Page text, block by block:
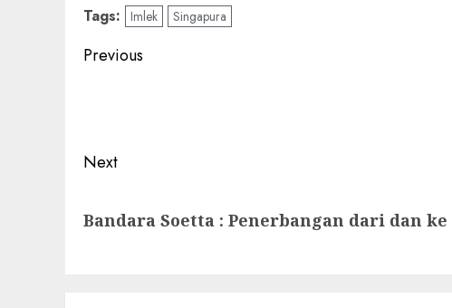
Tags: Imlek Singapura
Post
Previous
Next
post:
Bandara Soetta : Penerbangan dari dan